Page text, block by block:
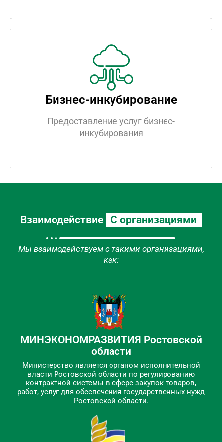
Бизнес-инкубирование
Предоставление услуг бизнес-
инкубирования
Разработка документов
Поддержим проекты молодых
развития
Взаимодействие С организациями
Мы взаимодействуем с такими организациями,
как:
МИНЭКОНОМРАЗВИТИЯ Ростовской
области
Министерство является органом исполнительной
власти Ростовской области по регулированию
контрактной системы в сфере закупок товаров,
работ, услуг для обеспечения государственных нужд
Ростовской области.